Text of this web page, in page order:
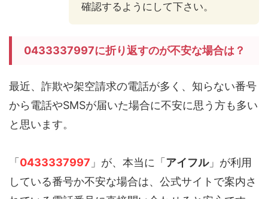
確認するようにして下さい。
0433337997に折り返すのが不安な場合は？
最近、詐欺や架空請求の電話が多く、知らない番号
から電話やSMSが届いた場合に不安に思う方も多い
と思います。
「 0433337997 」が、本当に「 アイフル」が利用
している番号か不安な場合は、公式サイトで案内さ